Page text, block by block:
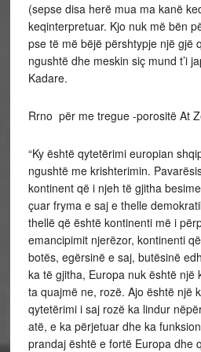
(sepse disa herë mua ma kanë
keqinterpretuar. Kjo nuk më bën
pse të më bëjë përshtypje një gjë
ngushtë dhe meskin siç mund t’i
Kadare.
Rrno për me tregue -porositë At
“Ky është qytetërimi europian
ngushtë me krishterimin.
kontinent që i njeh të gjitha
çuar fryma e saj e thelle
thellë që është kontinenti më i
emancipimit njerëzor, kontinenti
botës, egërsinë e saj, butësinë
ka të gjitha, Europa nuk është një
ta quajmë ne, rozë. Ajo është një
qytetërimi i saj rozë ka lindur
atë, e ka përjetuar dhe ka
prandaj është e fortë Europa dhe